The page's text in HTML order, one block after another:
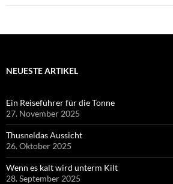
NEUESTE ARTIKEL
Ein Reiseführer für die Tonne
27. November 2025
Thusneldas Aussicht
26. Oktober 2025
Wenn es kalt wird unterm Kilt
28. September 2025